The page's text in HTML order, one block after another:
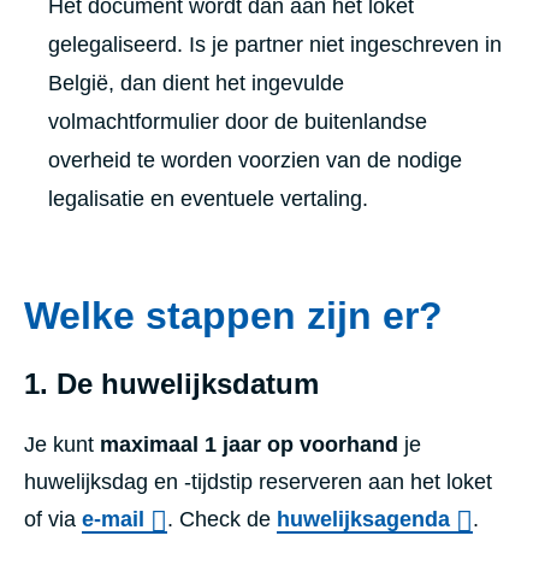
Het document wordt dan aan het loket
gelegaliseerd. Is je partner niet ingeschreven in
België, dan dient het ingevulde
volmachtformulier door de buitenlandse
overheid te worden voorzien van de nodige
legalisatie en eventuele vertaling.
Welke stappen zijn er?
1. De huwelijksdatum
Je kunt maximaal 1 jaar op voorhand je
huwelijksdag en -tijdstip reserveren aan het loket
of via e-mail . Check de huwelijksagenda .